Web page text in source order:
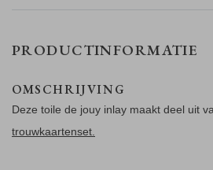
PRODUCTINFORMATIE
OMSCHRIJVING
Deze toile de jouy inlay maakt deel uit
trouwkaartenset.